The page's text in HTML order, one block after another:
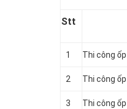
Stt
1 Thi công
2 Thi công
3 Thi công